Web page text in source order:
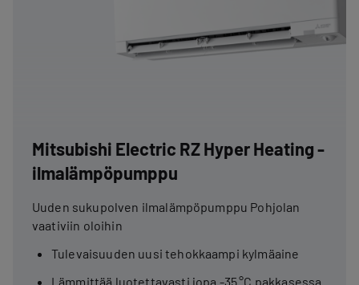
Mitsubishi Electric RZ Hyper Heating -
ilmalämpöpumppu
Uuden sukupolven ilmalämpöpumppu Pohjolan
vaativiin oloihin
Tulevaisuuden uusi tehokkaampi kylmäaine
Lämmittää luotettavasti jopa -35 °C pakkasessa